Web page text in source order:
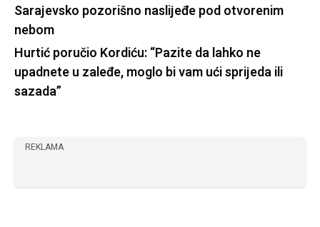
Sarajevsko pozorišno naslijeđe pod otvorenim
nebom
Hurtić poručio Kordiću: “Pazite da lahko ne
upadnete u zaleđe, moglo bi vam ući sprijeda ili
sazada”
REKLAMA